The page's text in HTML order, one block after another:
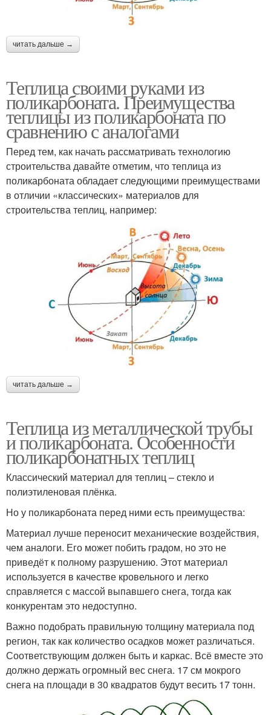
читать дальше →
Теплица своими руками из
поликарбоната. Преимущества
теплицы из поликарбоната по
сравнению с аналогами
Перед тем, как начать рассматривать технологию
строительства давайте отметим, что теплица из
поликарбоната обладает следующими преимуществами
в отличии «классических» материалов для
строительства теплиц, например:
читать дальше →
Теплица из металлической трубы
и поликарбоната. Особенности
поликарбонатных теплиц
Классический материал для теплиц – стекло и
полиэтиленовая плёнка.
Но у поликарбоната перед ними есть преимущества:
Материал лучше переносит механические воздействия,
чем аналоги. Его может побить градом, но это не
приведёт к полному разрушению. Этот материал
используется в качестве кровельного и легко
справляется с массой выпавшего снега, тогда как
конкурентам это недоступно.
Важно подобрать правильную толщину материала под
регион, так как количество осадков может различаться.
Соответствующим должен быть и каркас. Всё вместе это
должно держать огромный вес снега. 17 см мокрого
снега на площади в 30 квадратов будут весить 17 тонн.